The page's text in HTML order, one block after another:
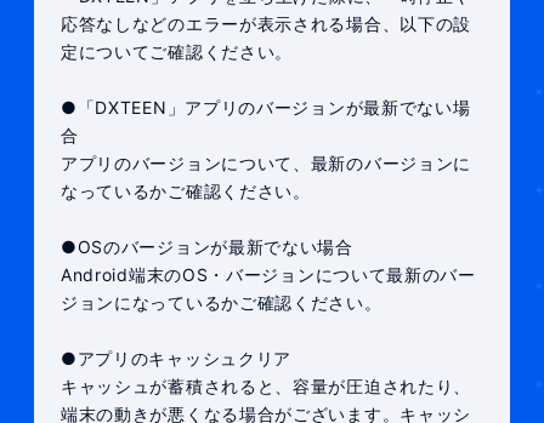
応答なしなどのエラーが表示される場合、以下の設
定についてご確認ください。
●「DXTEEN」アプリのバージョンが最新でない場
合
アプリのバージョンについて、最新のバージョンに
なっているかご確認ください。
●OSのバージョンが最新でない場合
Android端末のOS・バージョンについて最新のバー
ジョンになっているかご確認ください。
●アプリのキャッシュクリア
キャッシュが蓄積されると、容量が圧迫されたり、
端末の動きが悪くなる場合がございます。キャッシ